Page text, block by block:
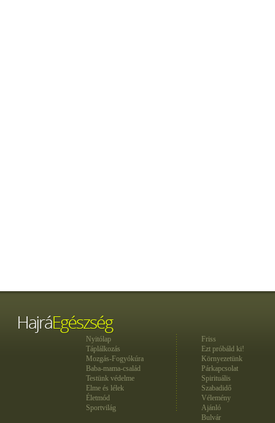
Nyitólap
Táplálkozás
Mozgás-Fogyókúra
Baba-mama-család
Testünk védelme
Elme és lélek
Életmód
Sportvilág
Friss
Ezt próbáld ki!
Környezetünk
Párkapcsolat
Spirituális
Szabadidő
Vélemény
Ajánló
Bulvár